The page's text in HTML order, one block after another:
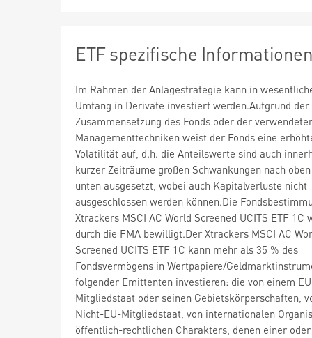
ETF spezifische
Im Rahmen der Anlagestrategie kann in
Umfang in Derivate investiert werden.Aufgrund der
Zusammensetzung des Fonds oder der
Managementtechniken weist der Fonds eine
Volatilität auf, d.h. die Anteilswerte sind auch
kurzer Zeiträume großen Schwankungen nach
unten ausgesetzt, wobei auch Kapitalverluste nicht
ausgeschlossen werden können.Die
Xtrackers MSCI AC World Screened UCITS ETF 1C
durch die FMA bewilligt.Der Xtrackers MSCI AC
Screened UCITS ETF 1C kann mehr als 35 % des
Fondsvermögens in Wertpapiere/
folgender Emittenten investieren: die von einem
Mitgliedstaat oder seinen Gebietskörperschaften,
Nicht-EU-Mitgliedstaat, von internationalen
öffentlich-rechtlichen Charakters, denen einer